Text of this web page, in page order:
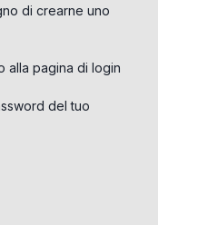
di crearne uno
alla pagina di login
del tuo